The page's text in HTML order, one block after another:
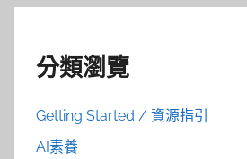
分類瀏覽
Getting Started / 資源指引
AI素養